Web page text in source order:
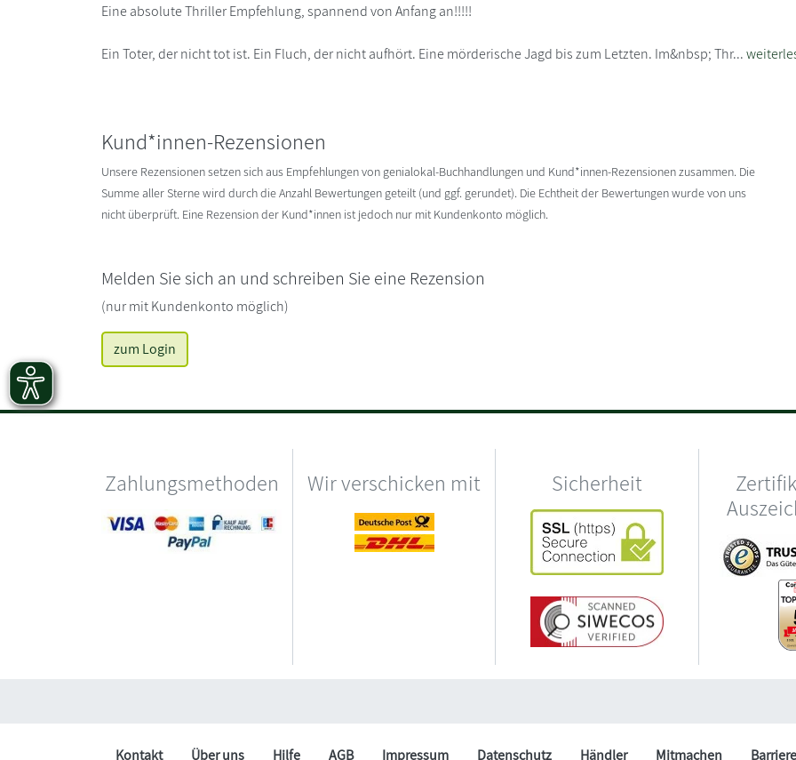
Eine absolute Thriller Empfehlung, spannend von Anfang an!!!!!
Ein Toter, der nicht tot ist. Ein Fluch, der nicht aufhört. Eine mörderische Jagd bis zum Letzten. Im&nbsp; Thr...
Kund*innen-Rezensionen
Unsere Rezensionen setzen sich aus Empfehlungen von genialokal-Buchhandlungen und Kund*innen-Rezensionen zusammen. Die
Summe aller Sterne wird durch die Anzahl Bewertungen geteilt (und ggf. gerundet). Die Echtheit der Bewertungen wurde von uns
nicht überprüft. Eine Rezension der Kund*innen ist jedoch nur mit Kundenkonto möglich.
Melden Sie sich an und schreiben Sie eine Rezension
(nur mit Kundenkonto möglich)
zum Login
Zahlungsmethoden Wir verschicken mit Sicherheit
Kontakt Über uns Hilfe AGB Impressum Datenschutz Händler Mitmachen